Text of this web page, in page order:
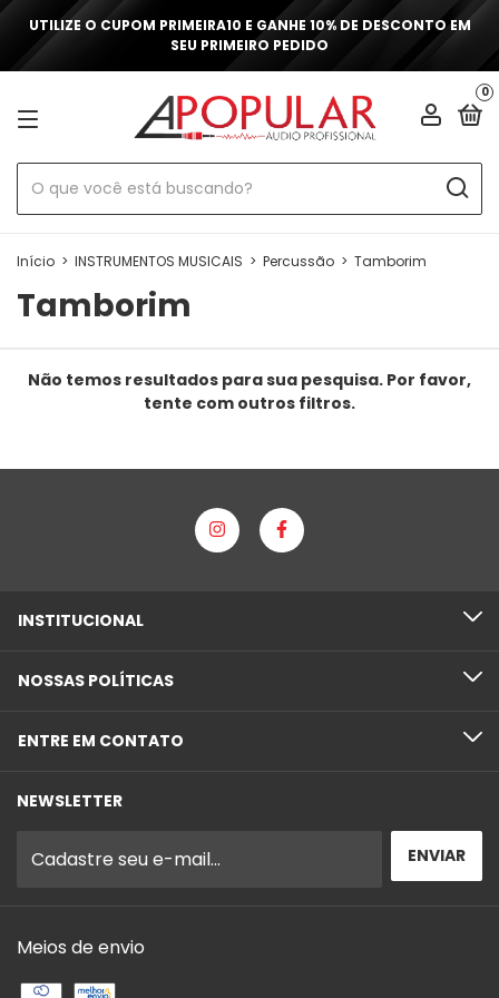
UTILIZE O CUPOM PRIMEIRA10 E GANHE 10% DE DESCONTO EM
SEU PRIMEIRO PEDIDO
0
Início > INSTRUMENTOS MUSICAIS > Percussão > Tamborim
Tamborim
Não temos resultados para sua pesquisa. Por favor,
tente com outros filtros.
INSTITUCIONAL
NOSSAS POLÍTICAS
ENTRE EM CONTATO
NEWSLETTER
Meios de envio